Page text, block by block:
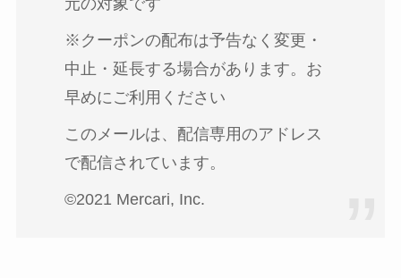
元の対象です
※クーポンの配布は予告なく変更・
中止・延長する場合があります。お
早めにご利用ください
このメールは、配信専用のアドレス
で配信されています。
©2021 Mercari, Inc.